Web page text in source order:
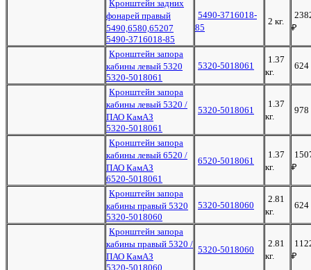
Кронштейн задних
фонарей правый
5490,6580,65207
5490-3716018-85
5490-3716018-
85
2 кг.
₽
Кронштейн запора
кабины левый 5320
5320-5018061
5320-5018061
1.37
кг.
624
Кронштейн запора
кабины левый 5320 /
ПАО КамАЗ
5320-5018061
5320-5018061
1.37
кг.
978
Кронштейн запора
кабины левый 6520 /
ПАО КамАЗ
6520-5018061
6520-5018061
1.37
кг.
₽
Кронштейн запора
кабины правый 5320
5320-5018060
5320-5018060
2.81
кг.
624
Кронштейн запора
кабины правый 5320 /
ПАО КамАЗ
5320-5018060
5320-5018060
2.81
кг.
₽